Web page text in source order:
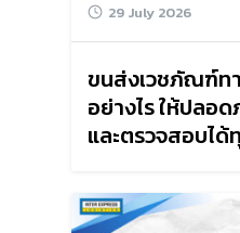
29 July 2026
ขนส่งเวชภัณฑ์ท
อย่างไร ให้ปลอ
และตรวจสอบไ